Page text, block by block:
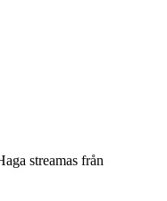
streamas från